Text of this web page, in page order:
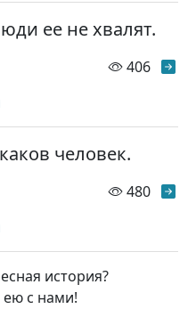
ее не хвалят.
406
человек.
480
история?
ею с нами!